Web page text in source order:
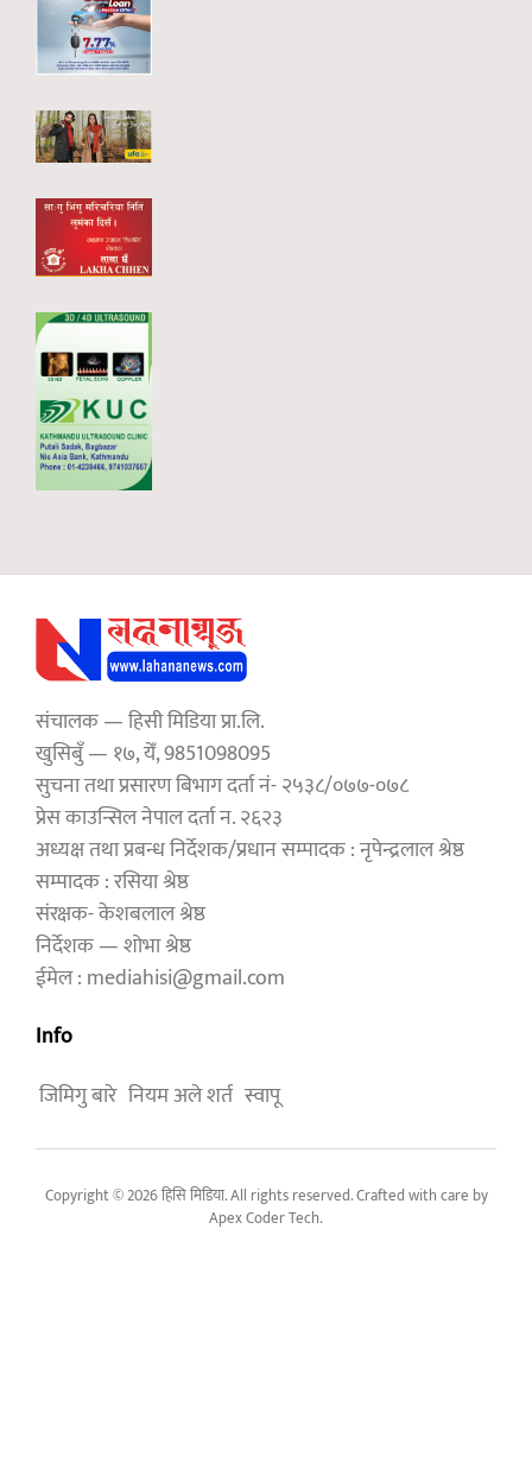
संचालक — हिसी मिडिया प्रा.लि.
खुसिबुँ — १७, येँ, 9851098095
सुचना तथा प्रसारण बिभाग दर्ता नं- २५३८/०७७-०७८
प्रेस काउन्सिल नेपाल दर्ता न. २६२३
अध्यक्ष तथा प्रबन्ध निर्देशक/प्रधान सम्पादक : नृपेन्द्रलाल श्रेष्ठ
सम्पादक : रसिया श्रेष्ठ
संरक्षक- केशबलाल श्रेष्ठ
निर्देशक — शोभा श्रेष्ठ
ईमेल : mediahisi@gmail.com
Info
जिमिगु बारे नियम अले शर्त स्वापू
Copyright © 2026 हिसि मिडिया. All rights reserved. Crafted with care by
Apex Coder Tech.